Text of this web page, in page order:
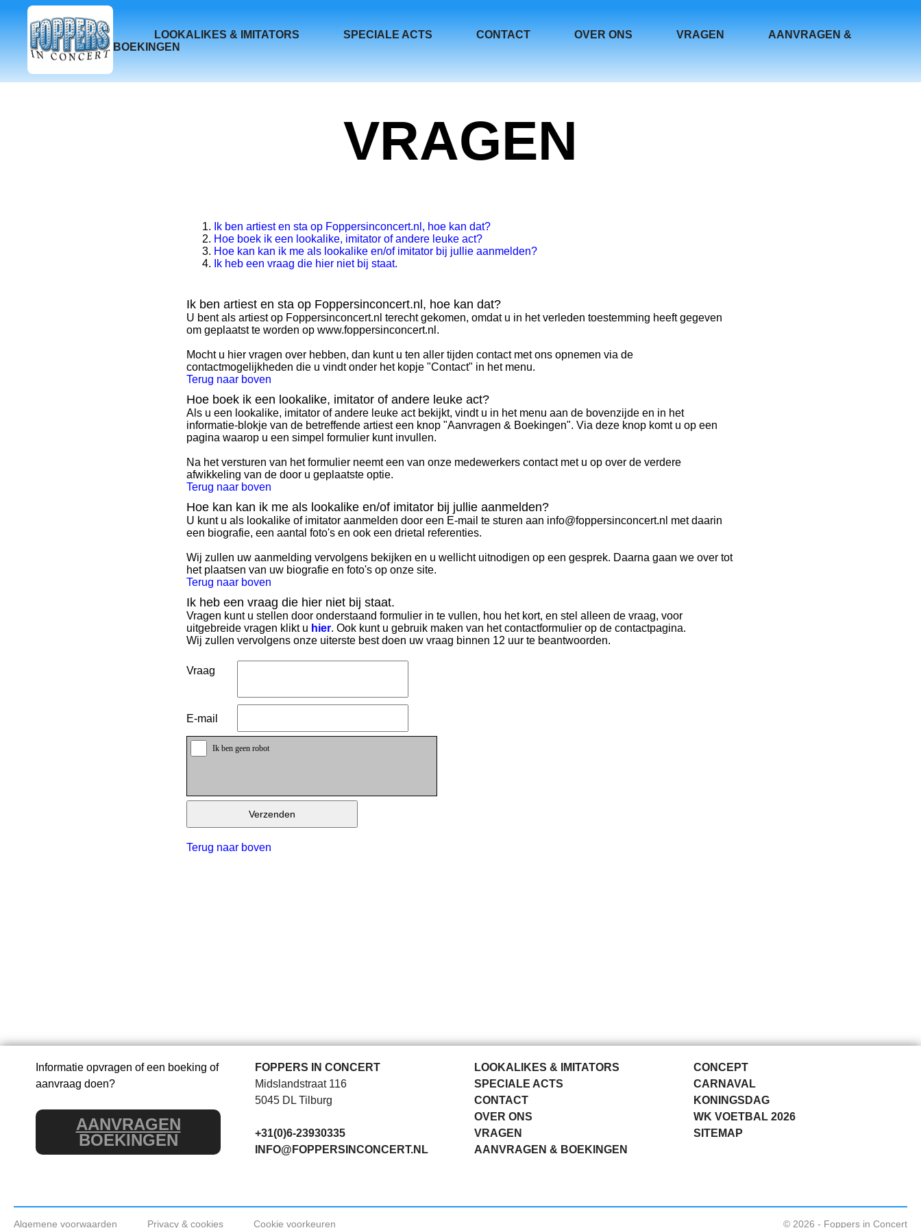
LOOKALIKES & IMITATORS SPECIALE ACTS CONTACT OVER ONS VRAGEN
AANVRAGEN &
BOEKINGEN
VRAGEN
Ik ben artiest en sta op Foppersinconcert.nl, hoe kan dat?
Hoe boek ik een lookalike, imitator of andere leuke act?
Hoe kan kan ik me als lookalike en/of imitator bij jullie aanmelden?
Ik heb een vraag die hier niet bij staat.
Ik ben artiest en sta op Foppersinconcert.nl, hoe kan dat?
U bent als artiest op Foppersinconcert.nl terecht gekomen, omdat u in het verleden toestemming heeft gegeven
om geplaatst te worden op www.foppersinconcert.nl.
Mocht u hier vragen over hebben, dan kunt u ten aller tijden contact met ons opnemen via de
contactmogelijkheden die u vindt onder het kopje "Contact" in het menu.
Terug naar boven
Hoe boek ik een lookalike, imitator of andere leuke act?
Als u een lookalike, imitator of andere leuke act bekijkt, vindt u in het menu aan de bovenzijde en in het
informatie-blokje van de betreffende artiest een knop "Aanvragen & Boekingen". Via deze knop komt u op een
pagina waarop u een simpel formulier kunt invullen.
Na het versturen van het formulier neemt een van onze medewerkers contact met u op over de verdere
afwikkeling van de door u geplaatste optie.
Terug naar boven
Hoe kan kan ik me als lookalike en/of imitator bij jullie aanmelden?
U kunt u als lookalike of imitator aanmelden door een E-mail te sturen aan info@foppersinconcert.nl met daarin
een biografie, een aantal foto's en ook een drietal referenties.
Wij zullen uw aanmelding vervolgens bekijken en u wellicht uitnodigen op een gesprek. Daarna gaan we over tot
het plaatsen van uw biografie en foto's op onze site.
Terug naar boven
Ik heb een vraag die hier niet bij staat.
Vragen kunt u stellen door onderstaand formulier in te vullen, hou het kort, en stel alleen de vraag, voor
uitgebreide vragen klikt u hier. Ook kunt u gebruik maken van het contactformulier op de contactpagina.
Wij zullen vervolgens onze uiterste best doen uw vraag binnen 12 uur te beantwoorden.
Vraag
E-mail
Ik ben geen robot
Terug naar boven
Informatie opvragen of een boeking of
aanvraag doen?
AANVRAGEN
BOEKINGEN
FOPPERS IN CONCERT
Midslandstraat 116
5045 DL Tilburg
+31(0)6-23930335
INFO@FOPPERSINCONCERT.NL
LOOKALIKES & IMITATORS
SPECIALE ACTS
CONTACT
OVER ONS
VRAGEN
AANVRAGEN & BOEKINGEN
CONCEPT
CARNAVAL
KONINGSDAG
WK VOETBAL 2026
SITEMAP
Algemene voorwaarden Privacy & cookies Cookie voorkeuren © 2026 - Foppers in Concert